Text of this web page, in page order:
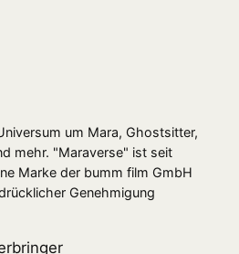
um Mara, Ghostsitter,
mehr. "Maraverse" ist seit
Marke der bumm film GmbH
Genehmigung